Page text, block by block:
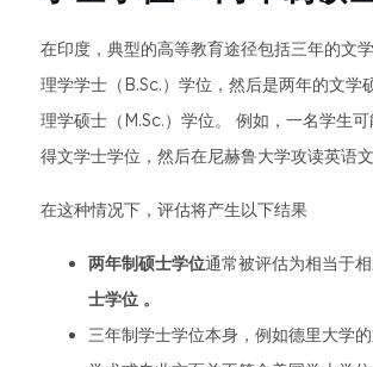
在印度，典型的高等教育途径包括三年的文
理学学士（B.Sc.）学位，然后是两年的文学
理学硕士（M.Sc.）学位。 例如，一名学生
得文学士学位，然后在尼赫鲁大学攻读英语文
在这种情况下，评估将产生以下结果
两年制硕士学位通常被评估为相当于
士学位 。
三年制学士学位本身，例如德里大学